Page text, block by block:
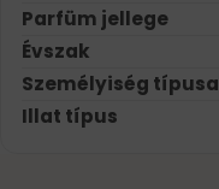
Parfüm jellege
Évszak
Személyiség típusa
Illat típus